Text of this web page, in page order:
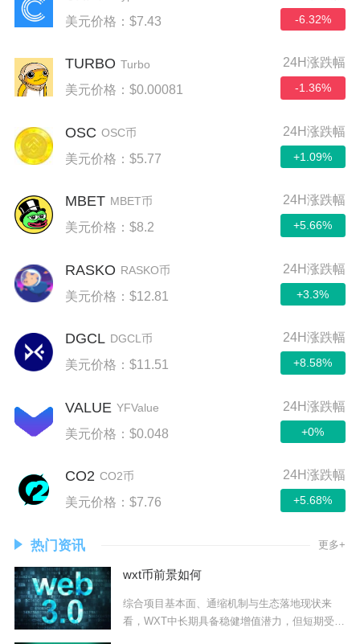
美元价格：$7.43 -6.32%
TURBO Turbo
美元价格：$0.00081
24H涨跌幅
-1.36%
OSC OSC币
美元价格：$5.77
24H涨跌幅
+1.09%
MBET MBET币
美元价格：$8.2
24H涨跌幅
+5.66%
RASKO RASKO币
美元价格：$12.81
24H涨跌幅
+3.3%
DGCL DGCL币
美元价格：$11.51
24H涨跌幅
+8.58%
VALUE YFValue
美元价格：$0.048
24H涨跌幅
+0%
CO2 CO2币
美元价格：$7.76
24H涨跌幅
+5.68%
热门资讯 更多+
wxt币前景如何
综合项目基本面、通缩机制与生态落地现状来
看，WXT中长期具备稳健增值潜力，但短期受大